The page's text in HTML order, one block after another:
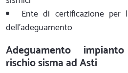
Ente di certificazione per
dell'adeguamento
Adeguamento
rischio sisma ad Asti